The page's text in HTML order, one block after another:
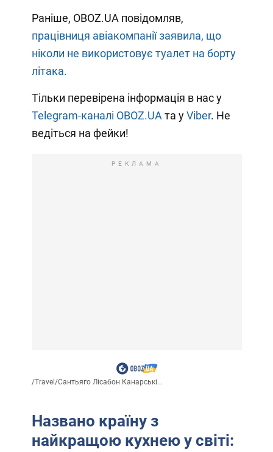
Раніше, OBOZ.UA повідомляв,
працівниця авіакомпанії заявила, що
ніколи не використовує туалет на борту
літака.
Тільки перевірена інформація в нас у
Telegram-каналі OBOZ.UA та уViber. Не
ведіться на фейки!
РЕКЛАМА
/Travel /Сантьяго Лісабон Канарські...
Названо країну з
найкращою кухнею у світі: